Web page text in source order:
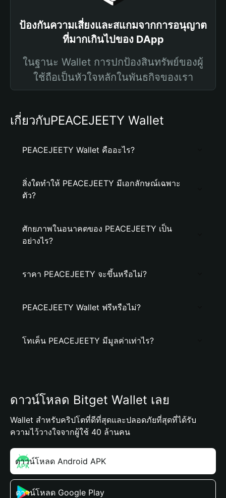
ป้องกันความเสี่ยงและสแกมจากการอนุญาต
ที่มากเกินไปของ DApp
ในฐานะ Wallet การปกป้องสินทรัพย์ของผู้
ใช้ถือเป็นหัวใจหลักในพันธกิจของเรา
เกี่ยวกับPEACEJEETY Wallet
PEACEJEETY Wallet คืออะไร?
สิ่งใดทำให้ PEACEJEETY มีเอกลักษณ์เฉพาะ
ตัว?
ศักยภาพในอนาคตของ PEACEJEETY เป็น
อย่างไร?
ราคา PEACEJEETY จะขึ้นหรือไม่?
PEACEJEETY Wallet ฟรีหรือไม่?
โทเค็น PEACEJEETY มีมูลค่าเท่าไร?
ดาวน์โหลด Bitget Wallet เลย
Wallet สำหรับคริปโตที่ดีที่สุดและปลอดภัยที่สุดที่ได้รับ
ความไว้วางใจจากผู้ใช้ 40 ล้านคน
ดาวน์โหลด Android APK
ดาวน์โหลด Google Play